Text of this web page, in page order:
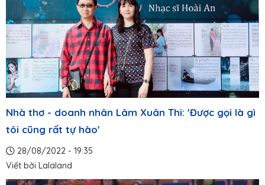
Nhà thơ - doanh nhân Lâm Xuân Thi: 'Được gọi là gì
tôi cũng rất tự hào'
28/08/2022 - 19:35
Viết bởi Lalaland